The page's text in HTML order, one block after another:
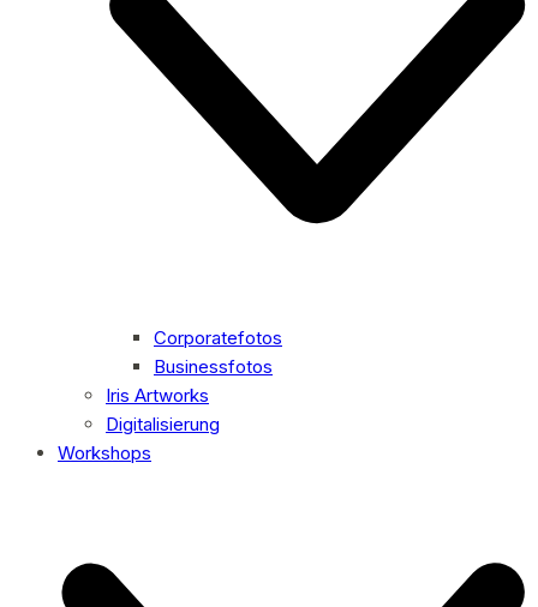
Corporatefotos
Businessfotos
Iris Artworks
Digitalisierung
Workshops